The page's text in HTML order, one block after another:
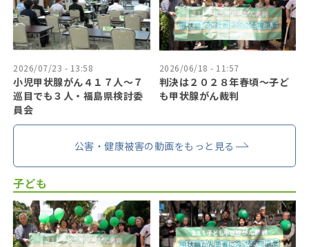
2026/07/23 - 13:58
小児甲状腺がん４１７人〜７
巡目でも３人・福島県検討委
員会
2026/06/18 - 11:57
判決は２０２８年春頃〜子ど
も甲状腺がん裁判
公害・健康被害の動画をもっと見る
子ども